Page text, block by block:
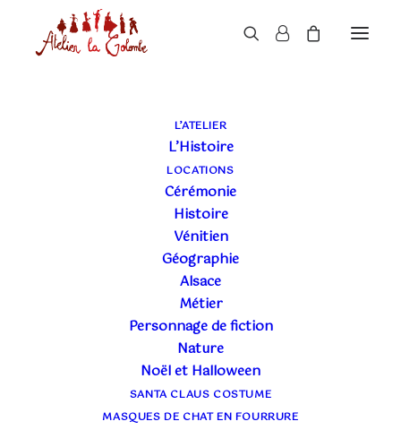
L’ATELIER
L’Histoire
LOCATIONS
Cérémonie
Histoire
Vénitien
Géographie
Alsace
Métier
Personnage de fiction
Nature
Noël et Halloween
SANTA CLAUS COSTUME
MASQUES DE CHAT EN FOURRURE
LE BLOG DE L'ATELIER
LA COLOMBE